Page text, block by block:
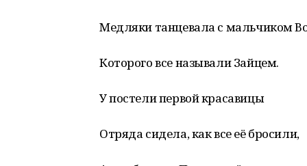
Медляки танцевала с мальчиком
Которого все называли Зайцем.
У постели первой красавицы
Отряда сидела, как все её бросили,